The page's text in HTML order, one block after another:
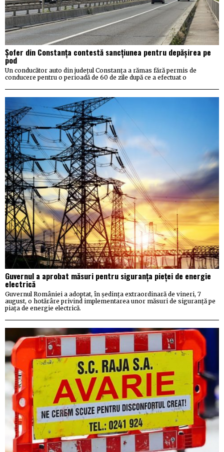
Șofer din Constanța contestă sancțiunea pentru depășirea pe
pod
Un conducător auto din județul Constanța a rămas fără permis de
conducere pentru o perioadă de 60 de zile după ce a efectuat o
Guvernul a aprobat măsuri pentru siguranța pieței de energie
electrică
Guvernul României a adoptat, în ședința extraordinară de vineri, 7
august, o hotărâre privind implementarea unor măsuri de siguranță pe
piața de energie electrică.